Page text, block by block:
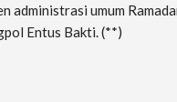
administrasi umum
Entus Bakti. (**)